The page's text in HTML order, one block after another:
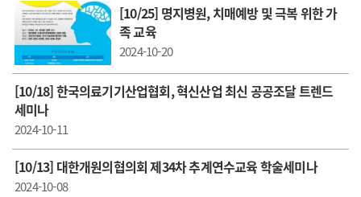
[10/25] 명지병원, 치매예방 및 극복 위한 가
족 교육
2024-10-20
[10/18] 한국의료기기산업협회, 혁신산업 최신 공공조달 트렌드
세미나
2024-10-11
[10/13] 대한개원의협의회 제34차 추계연수교육 학술세미나
2024-10-08